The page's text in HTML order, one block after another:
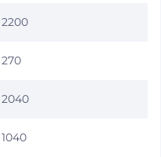
2200
270
2040
1040